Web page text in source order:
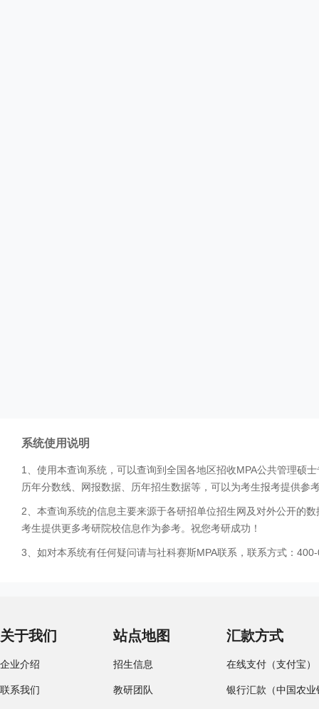
系统使用说明
1、使用本查询系统，可以查询到全国各地区招收MPA公共管理硕
历年分数线、网报数据、历年招生数据等，可以为考生报考提供参
2、本查询系统的信息主要来源于各研招单位招生网及对外公开的
考生提供更多考研院校信息作为参考。祝您考研成功！
3、如对本系统有任何疑问请与社科赛斯MPA联系，联系方式：
关于我们
企业介绍
联系我们
站点地图
招生信息
教研团队
汇款方式
在线支付（支付宝）
银行汇款（中国农业